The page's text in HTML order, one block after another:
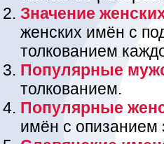
Значение
женских имён с
толкованием
Популярные
толкованием.
Популярные
имён с опизанием